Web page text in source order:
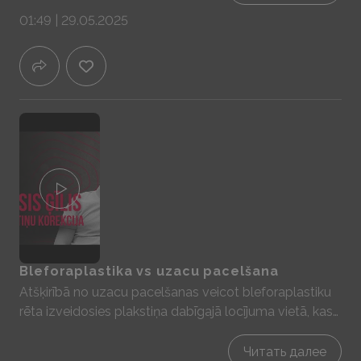
procentuāli mazāks skaits, taču arī vīrieši veic plakstiņu
korekcijas operācijas. Visbiežākais iemesls operācijas
veikšanai ir apgrūtināta redze plakstiņu noslīdējuma
dēļ.
01:49 | 29.05.2025
Bleforaplastika vs uzacu pacelšana
Atšķirībā no uzacu pacelšanas veicot bleforaplastiku
rēta izveidosies plakstiņa dabīgajā locījuma vietā, kas
nebūs pamanāma kad acis ir atvērtas. Veicot uzacu
pacelšanu rēta būs pamanāma, jo tā atrodas tieši virs
Читать далее